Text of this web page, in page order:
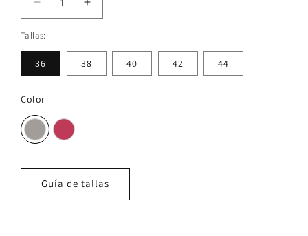
Reducir
cantidad
para
BLUSA
EOS
VISÓN
Aumentar
cantidad
BLUSA
EOS
VISÓN
Tallas:
36 38 40 42 44
Color
Guía de tallas